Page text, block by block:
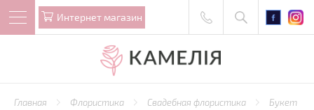
Интернет магазин
Главная Флористика Свадебная флористика
Букет